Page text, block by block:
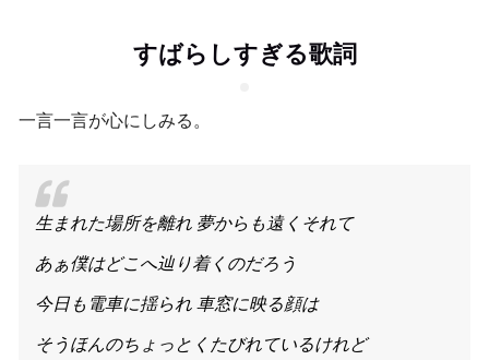
すばらしすぎる歌詞
一言一言が心にしみる。
生まれた場所を離れ 夢からも遠くそれて
あぁ僕はどこへ辿り着くのだろう
今日も電車に揺られ 車窓に映る顔は
そうほんのちょっとくたびれているけれど